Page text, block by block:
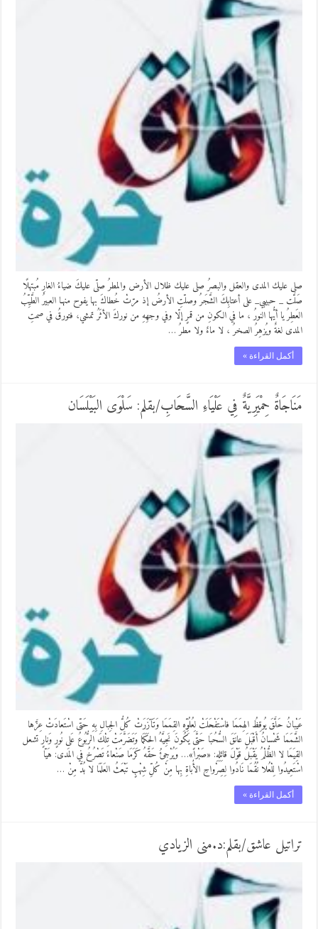
صلى عليك المدى والعقل والبصرُ صلى عليك ظلال الأرض والمطرُ صلّى عليكَ ضياءُ الغارِ مُبتهلًا
صَلَّت _ حبيبي_ على أعتابِكَ الشَّجَرُ وصلّتِ الأرضُ إذ مرّتْ خُطاكَ بها يفوح منهـا العبيرُ الطَّيِّبُ
العَطِرُ يا أيُّها النورُ ، ما في الكونِ من قمرٍ إلّا وفي وجهِهِ من نوركَ الأثَرُ تمشي، فتورقُ في صمتِ
المدى لغةٌ ويُزهِرُ الصخرُ ، لا ماءٌ ولا مطرُ …
أكمل القراءة »
​مَنَاجَاةٌ حِمْيَرِيَّةٌ فِي عَلْيَاءِ السَّحَابِ/بقلم: سَلْوَى البَيْلَسَان
عَيْبانُ حَلَّقَ يُوقِظُ الهِمَمَا فاسْتَفْحَلَتْ لِعُلُوِّهِ القِمَمَا ​وَتَآزَرَتْ كُلُّ الجِبالِ بِهِ حَتّى اسْتَعادَتْ عِزَّها
الشَّمَمَا ​شَمْسانُ أَقْبَلَ عانَقَ السُّحُبَا حَتَّى يَكُونَ نَجِيَّهُ الحَكَمَا ​وَتَضَرَّمَتْ تِلْكَ الرُّبُوعُ عَلى نُورٍ وَنارٍ تشعل
القِيَمَا ​لا الظُّلْمُ يَقْبَلُ قَوْلَ قائِلِهِ: «صَبْراً»… وَيُرْجِئُ حَقَّهُ كَرَمَا ​صَنْعاءُ تَصْرُخُ في المَدى: هَيّا
اسْتَعِيدُوا لِلْعُلا نُقُمَا ​نَادُوا لِصِرْواحِ الأُباةِ بِها مِنْ كُلِّ شِهْبٍ تَبْعَثُ العَلَمَا ​لا بُدَّ مِنْ …
أكمل القراءة »
تراتيل عاشق/بقلم:د.منی الزيادي